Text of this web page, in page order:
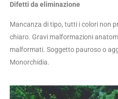
Difetti da eliminazione
Mancanza di tipo, tutti i colori non
chiaro. Gravi malformazioni
malformati. Soggetto pauroso o
Monorchidia.